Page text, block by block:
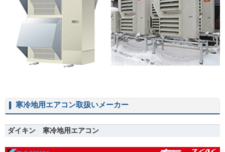
寒冷地用エアコン取扱いメーカー
ダイキン 寒冷地用エアコン